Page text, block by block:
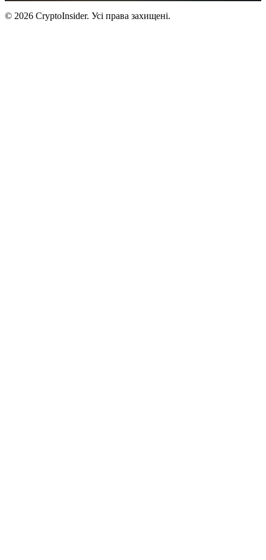
© 2026 CryptoInsider. Усі права захищені.